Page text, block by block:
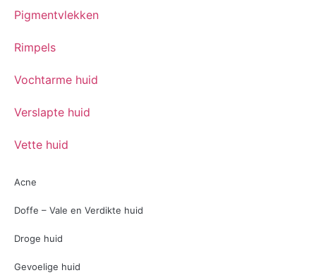
Pigmentvlekken
Rimpels
Vochtarme huid
Verslapte huid
Vette huid
Acne
Doffe – Vale en Verdikte huid
Droge huid
Gevoelige huid